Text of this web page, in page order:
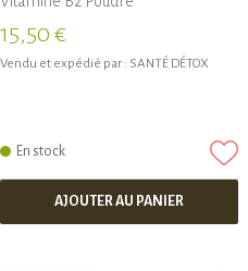
15,50 €
Vendu et expédié par : SANTÉ DÉTOX
En stock
AJOUTER AU PANIER